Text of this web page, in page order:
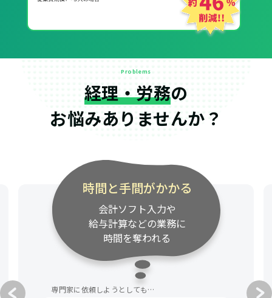
Problems
経理・労務の
お悩みありませんか？
専門家の連絡が遅い
資料請求・質問への対応が
遅く、事業のスピード感に
付いてきてくれない
専門家に依頼しようとしても…